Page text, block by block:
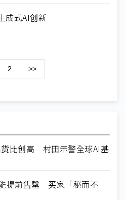
成式AI创新
2 >>
货比创高 村田示警全球AI基
提前售罄 买家「秘而不